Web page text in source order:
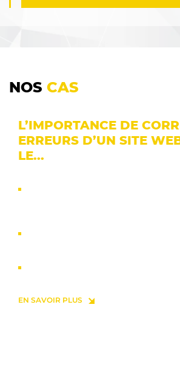
NOS CAS
L’IMPORTANCE DE
ERREURS D’UN SITE
LE...
EN SAVOIR PLUS